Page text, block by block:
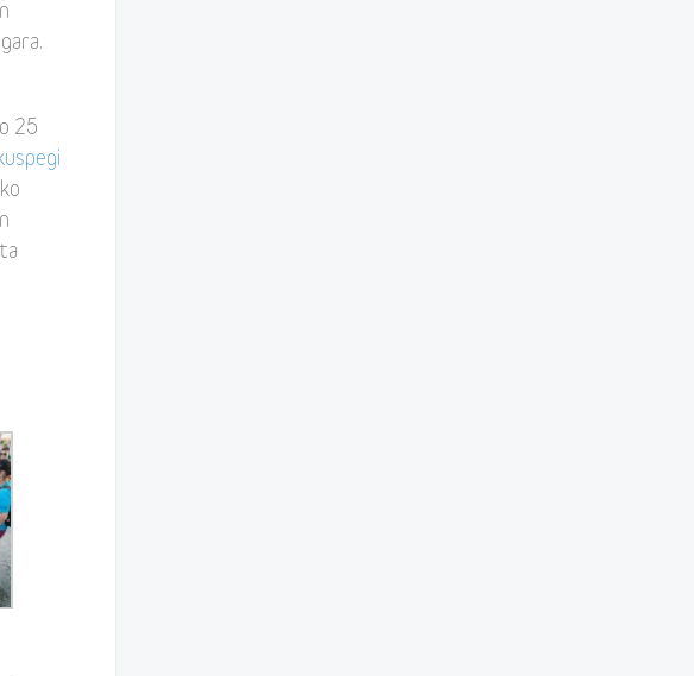
25